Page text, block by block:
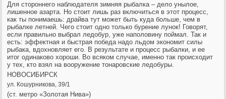
Для стороннего наблюдателя зимняя рыбалка – дело унылое,
лишенное азарта. Но стоит лишь раз включиться в этот процесс,
как ты понимаешь: драйва тут может быть куда больше, чем в
рыбалке летней. Чего стоит одно только бурение лунок! Говорят,
если правильно выбрал ледобур, уже наполовину поймал. Так и
есть: эффектная и быстрая победа надо льдом экономит силы
рыбака, вдохновляет его. В результате и процесс рыбалки, и ее
итог одинаково хороши. Во всяком случае, именно так происходит
у тех, кто взял на вооружение тонаровские ледобуры.
НОВОСИБИРСК
ул. Кошурникова, 39/1
(ст. метро «Золотая Нива»)